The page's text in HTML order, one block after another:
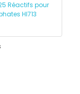
25 Réactifs pour
HI713